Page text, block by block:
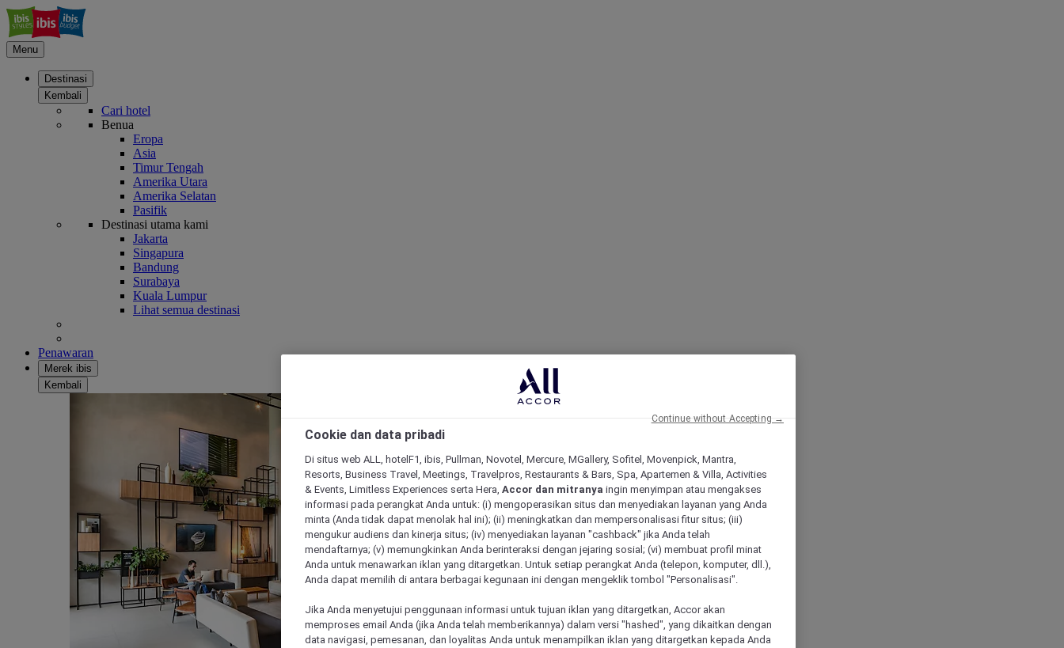
Menu
Destinasi
Kembali
Cari hotel
Benua
Eropa
Asia
Timur Tengah
Amerika Utara
Amerika Selatan
Pasifik
Destinasi utama kami
Jakarta
Singapura
Bandung
Surabaya
Kuala Lumpur
Lihat semua destinasi
Penawaran
Merek ibis
Kembali
Cookie dan data pribadi
Di situs web ALL, hotelF1, ibis, Pullman, Novotel, Mercure, MGallery, Sofitel, Movenpick, Mantra,
Resorts, Business Travel, Meetings, Travelpros, Restaurants & Bars, Spa, Apartemen & Villa, Activities
& Events, Limitless Experiences serta Hera, Accor dan mitranya ingin menyimpan atau mengakses
informasi pada perangkat Anda untuk: (i) mengoperasikan situs dan menyediakan layanan yang Anda
minta (Anda tidak dapat menolak hal ini); (ii) meningkatkan dan mempersonalisasi fitur situs; (iii)
mengukur audiens dan kinerja situs; (iv) menyediakan layanan "cashback" jika Anda telah
mendaftarnya; (v) memungkinkan Anda berinteraksi dengan jejaring sosial; (vi) membuat profil minat
Anda untuk menawarkan iklan yang ditargetkan. Untuk setiap perangkat Anda (telepon, komputer, dll.),
Anda dapat memilih di antara berbagai kegunaan ini dengan mengeklik tombol "Personalisasi".
Jika Anda menyetujui penggunaan informasi untuk tujuan iklan yang ditargetkan, Accor akan
memproses email Anda (jika Anda telah memberikannya) dalam versi "hashed", yang dikaitkan dengan
data navigasi, pemesanan, dan loyalitas Anda untuk menampilkan iklan yang ditargetkan kepada Anda
Continue without Accepting →